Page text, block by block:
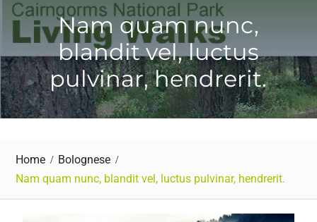
Nam quam nunc,
blandit vel, luctus
pulvinar, hendrerit.
Home
Bolognese
Nam quam nunc, blandit vel, luctus pulvinar, hendrerit.